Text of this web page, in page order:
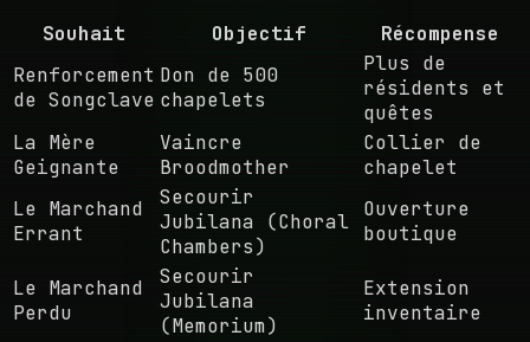
Souhait
Objectif
Récompense
Renforcement
de Songclave
Don de 500
chapelets
Plus de
résidents et
quêtes
La Mère
Geignante
Vaincre
Broodmother
Collier de
chapelet
Le Marchand
Errant
Secourir
Jubilana (Choral
Chambers)
Ouverture
boutique
Le Marchand
Perdu
Secourir
Jubilana
(Memorium)
Extension
inventaire